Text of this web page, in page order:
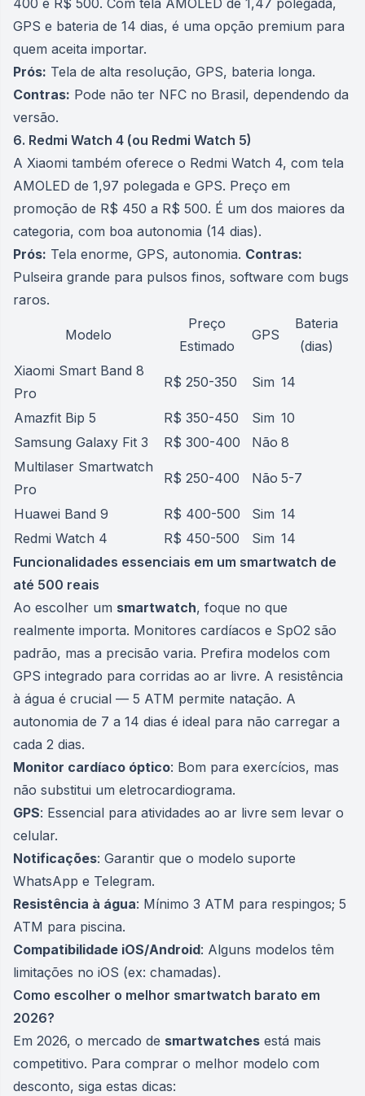
400 e R$ 500. Com tela AMOLED de 1,47 polegada,
GPS e bateria de 14 dias, é uma opção premium para
quem aceita importar.
Prós: Tela de alta resolução, GPS, bateria longa.
Contras: Pode não ter NFC no Brasil, dependendo da
versão.
6. Redmi Watch 4 (ou Redmi Watch 5)
A Xiaomi também oferece o Redmi Watch 4, com tela
AMOLED de 1,97 polegada e GPS. Preço em
promoção de R$ 450 a R$ 500. É um dos maiores da
categoria, com boa autonomia (14 dias).
Prós: Tela enorme, GPS, autonomia. Contras:
Pulseira grande para pulsos finos, software com bugs
raros.
Modelo
Preço
Estimado
GPS
Bateria
(dias)
Xiaomi Smart Band 8
Pro
R$ 250-350 Sim 14
Amazfit Bip 5 R$ 350-450 Sim 10
Samsung Galaxy Fit 3
R$ 300-400 Não 8
Multilaser Smartwatch
Pro
R$ 250-400 Não 5-7
Huawei Band 9 R$ 400-500 Sim 14
Redmi Watch 4
R$ 450-500 Sim 14
Funcionalidades essenciais em um smartwatch de
até 500 reais
Ao escolher um smartwatch, foque no que
realmente importa. Monitores cardíacos e SpO2 são
padrão, mas a precisão varia. Prefira modelos com
GPS integrado para corridas ao ar livre. A resistência
à água é crucial — 5 ATM permite natação. A
autonomia de 7 a 14 dias é ideal para não carregar a
cada 2 dias.
Monitor cardíaco óptico: Bom para exercícios, mas
não substitui um eletrocardiograma.
GPS: Essencial para atividades ao ar livre sem levar o
celular.
Notificações: Garantir que o modelo suporte
WhatsApp e Telegram.
Resistência à água: Mínimo 3 ATM para respingos; 5
ATM para piscina.
Compatibilidade iOS/Android: Alguns modelos têm
limitações no iOS (ex: chamadas).
Como escolher o melhor smartwatch barato em
2026?
Em 2026, o mercado de smartwatches está mais
competitivo. Para comprar o melhor modelo com
desconto, siga estas dicas: